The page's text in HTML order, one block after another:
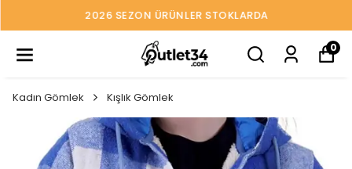
2026 SEZON ÜRÜNLER STOKLARDA
0
Kadın Gömlek Kışlık Gömlek